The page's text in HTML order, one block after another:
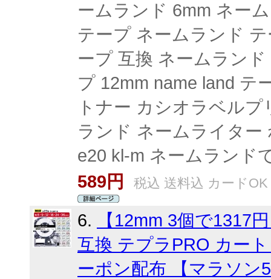
ームランド 6mm ネー
テープ ネームランド
ープ 互換 ネームラン
プ 12mm name land テ
トナー カシオラベル
ランド ネームライター
e20 kl-m ネームランド
589円
税込 送料込 カードOK
6.
【12mm 3個で1317
互換 テプラPRO カー
ーポン配布 【マラソン